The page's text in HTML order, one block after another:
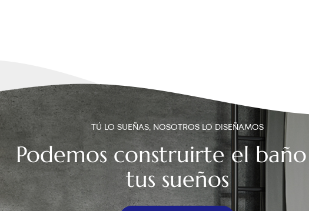
TÚ LO SUEÑAS, NOSOTROS LO DISEÑAMOS
Podemos construirte el
tus sueños